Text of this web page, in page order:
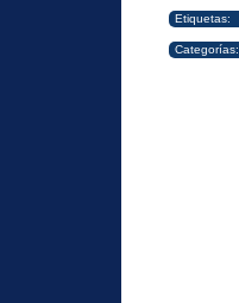
Etiquetas:
Categorías: